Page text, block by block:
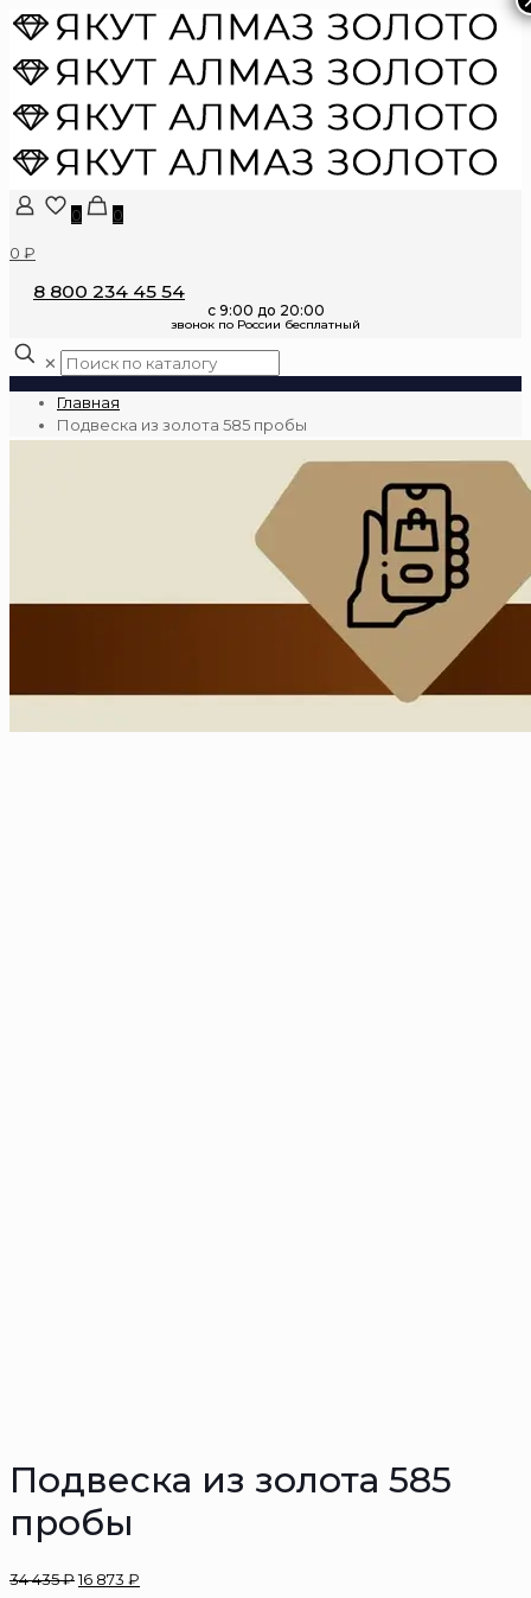
0
0
0 ₽
8 800 234 45 54
✕
Главная
Подвеска из золота 585 пробы
Подвеска из золота 585
пробы
34 435₽16 873 ₽